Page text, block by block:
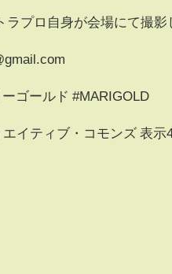
プロ自身が会場にて撮影
ゴールド #MARIGOLD
イティブ・コモンズ 表示